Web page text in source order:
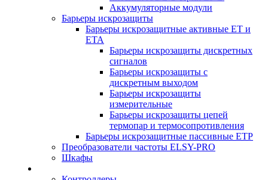
Аккумуляторные модули
Барьеры искрозащиты
Барьеры искрозащитные активные ET и
ETA
Барьеры искрозащиты дискретных
сигналов
Барьеры искрозащиты с
дискретным выходом
Барьеры искрозащиты
измерительные
Барьеры искрозащиты цепей
термопар и термосопротивления
Барьеры искрозащитные пассивные ЕТР
Преобразователи частоты ELSY-PRO
Шкафы